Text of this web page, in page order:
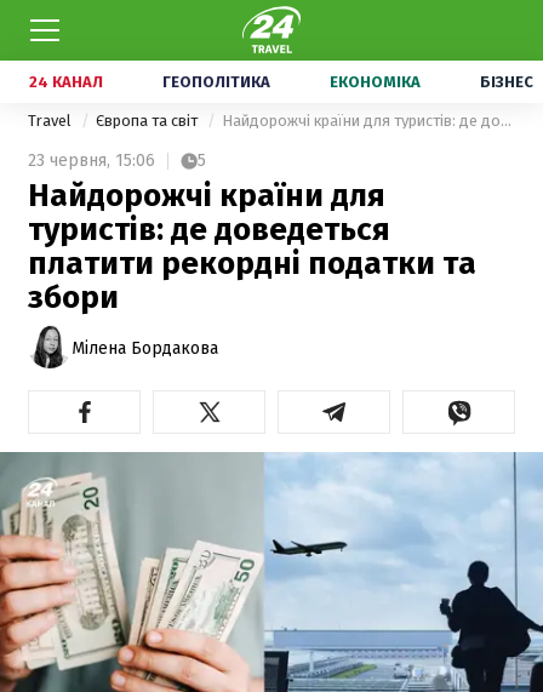
24 КАНАЛ ГЕОПОЛІТИКА ЕКОНОМІКА БІЗНЕС
Travel Європа та світ Найдорожчі країни для туристів: де доведеться платити рекордні податки та збори
23 червня, 15:06 5
Найдорожчі країни для
туристів: де доведеться
платити рекордні податки та
збори
Мілена Бордакова